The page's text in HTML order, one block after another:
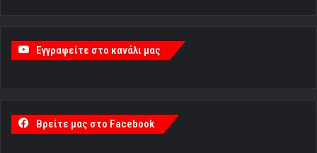
Εγγραφείτε στο κανάλι μας
Βρείτε μας στο Facebook